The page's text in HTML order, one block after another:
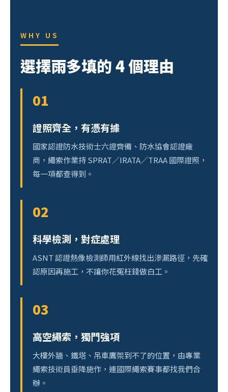
WHY US
選擇雨多填的 4 個理由
01
證照齊全，有憑有據
國家認證防水技術士六證齊備、防水協會認證廠
商，繩索作業持 SPRAT／IRATA／TRAA 國際證照，
每一項都查得到。
02
科學檢測，對症處理
ASNT 認證熱像檢測師用紅外線找出滲漏路徑，先確
認原因再施工，不讓你花冤枉錢做白工。
03
高空繩索，獨門強項
大樓外牆、鐵塔、吊車鷹架到不了的位置，由專業
繩索技術員垂降施作，連國際繩索賽事都找我們合
辦。